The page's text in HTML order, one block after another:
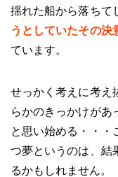
揺れた船から落ちて
うとしていたその決
ています。
せっかく考えに考え
らかのきっかけがあ
と思い始める・・・
つ夢というのは、結
るかもしれません。